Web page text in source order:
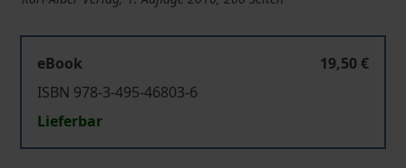
eBook
19,50 €
ISBN 978-3-495-46803-6
Lieferbar